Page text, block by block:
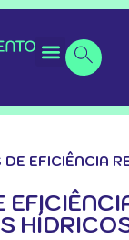
EFICIÊNCIA